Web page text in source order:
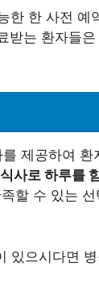
한 한 사전 예
받는 환자들
제공하여
사로 하루를
할 수 있는
있으시다면